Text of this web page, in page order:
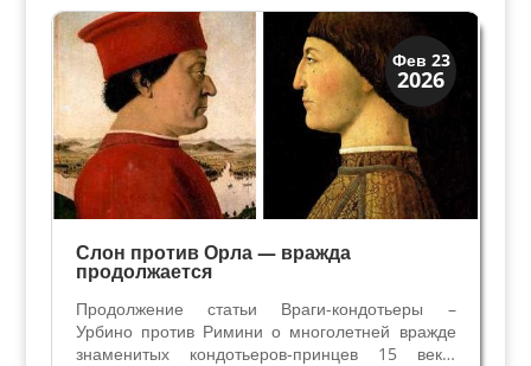
после смерти Герцога Милана...
Фев 23
2026
Династии
Заговоры и войны
Слон против Орла — вражда
продолжается
Продолжение статьи Враги-кондотьеры –
Урбино против Римини о многолетней вражде
знаменитых кондотьеров-принцев 15 века.